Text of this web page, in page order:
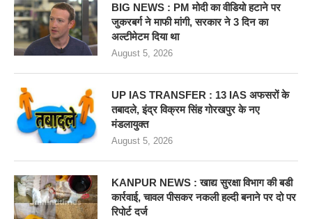
BIG NEWS : PM मोदी का वीडियो हटाने पर
जुकरबर्ग ने माफी मांगी, सरकार ने 3 दिन का
अल्टीमेटम दिया था
August 5, 2026
UP IAS TRANSFER : 13 IAS अफसरों के
तबादले, इंद्र विक्रम सिंह गोरखपुर के नए
मंडलायुक्त
August 5, 2026
KANPUR NEWS : खाद्य सुरक्षा विभाग की बडी
कार्रवाई, चावल पीसकर नकली हल्दी बनाने पर दो पर
रिपोर्ट दर्ज